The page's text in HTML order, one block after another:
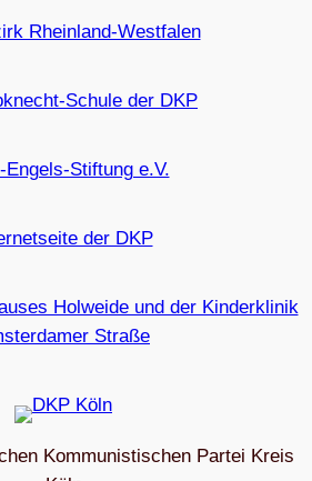
Rheinland-Westfalen
Schule der DKP
Engels-Stiftung e.V.
der DKP
Holweide und der Kinderklinik
Straße
Kommunistischen Partei Kreis